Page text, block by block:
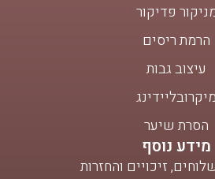
פדיקור
הרמת ריסים
עיצוב גבות
מיקרובליידינג
הסרת שיער
מידע נוסף
זיכויים והחזרות